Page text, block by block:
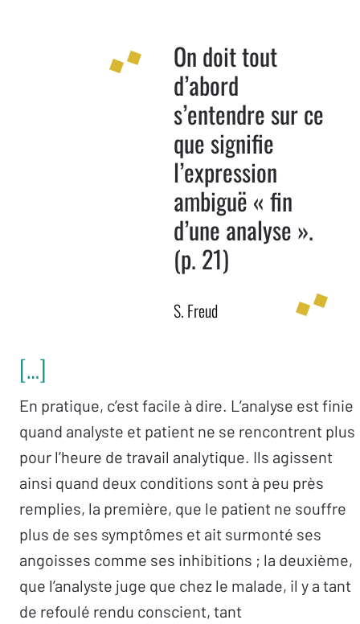
On doit tout
d’abord
s’entendre sur ce
que signifie
l’expression
ambiguë « fin
d’une analyse ».
(p. 21)
S. Freud
[…]
En pratique, c’est facile à dire. L’analyse est finie
quand analyste et patient ne se rencontrent plus
pour l’heure de travail analytique. Ils agissent
ainsi quand deux conditions sont à peu près
remplies, la première, que le patient ne souffre
plus de ses symptômes et ait surmonté ses
angoisses comme ses inhibitions ; la deuxième,
que l’analyste juge que chez le malade, il y a tant
de refoulé rendu conscient, tant